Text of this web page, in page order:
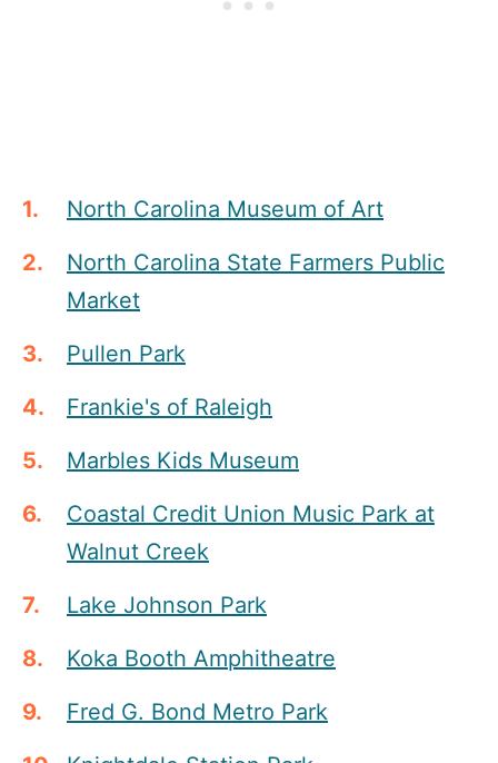
North Carolina Museum of Art
North Carolina State Farmers Public
Market
Pullen Park
Frankie's of Raleigh
Marbles Kids Museum
Coastal Credit Union Music Park at
Walnut Creek
Lake Johnson Park
Koka Booth Amphitheatre
Fred G. Bond Metro Park